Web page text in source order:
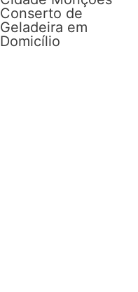
Conserto de
Geladeira em
Domicílio